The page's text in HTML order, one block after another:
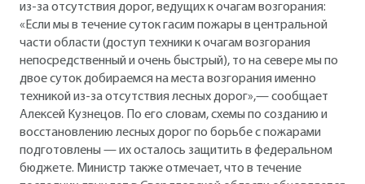
из-за отсутствия дорог, ведущих к очагам возгорания:
«Если мы в течение суток гасим пожары в центральной
части области (доступ техники к очагам возгорания
непосредственный и очень быстрый), то на севере мы по
двое суток добираемся на места возгорания именно
техникой из-за отсутствия лесных дорог»,— сообщает
Алексей Кузнецов. По его словам, схемы по созданию и
восстановлению лесных дорог по борьбе с пожарами
подготовлены — их осталось защитить в федеральном
бюджете. Министр также отмечает, что в течение